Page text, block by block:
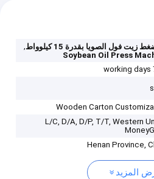
زيت فول الصويا بقدرة 15 كيلوواط
,
Soybean Oil Press
Wooden Carton
L/C, D/A, D/P, T/T, Western
Henan Province,
المزيد